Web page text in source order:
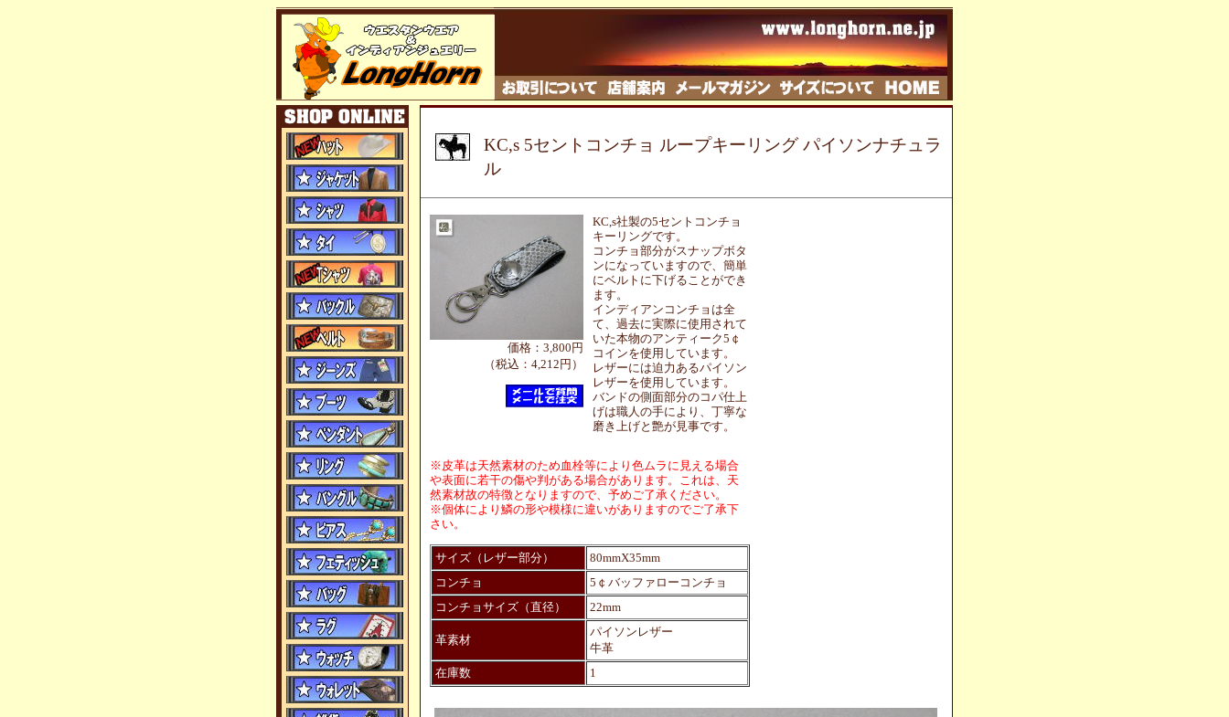
KC,s 5セントコンチョ ループキーリング パイソンナチュラ
ル
価格：3,800円
（税込：4,212円）
KC,s社製の5セントコンチョ
キーリングです。
コンチョ部分がスナップボタ
ンになっていますので、簡単
にベルトに下げることができ
ます。
インディアンコンチョは全
て、過去に実際に使用されて
いた本物のアンティーク5￠
コインを使用しています。
レザーには迫力あるパイソン
レザーを使用しています。
バンドの側面部分のコパ仕上
げは職人の手により、丁寧な
磨き上げと艶が見事です。
※皮革は天然素材のため血栓等により色ムラに見える場合
や表面に若干の傷や判がある場合があります。これは、天
然素材故の特徴となりますので、予めご了承ください。
※個体により鱗の形や模様に違いがありますのでご了承下
さい。
サイズ（レザー部分）
80mmX35mm
コンチョ
5￠バッファローコンチョ
コンチョサイズ（直径）
22mm
革素材
パイソンレザー
牛革
在庫数
1